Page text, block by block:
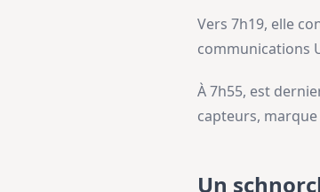
Vers 7h19, elle
communications
À 7h55, est
capteurs,
Un